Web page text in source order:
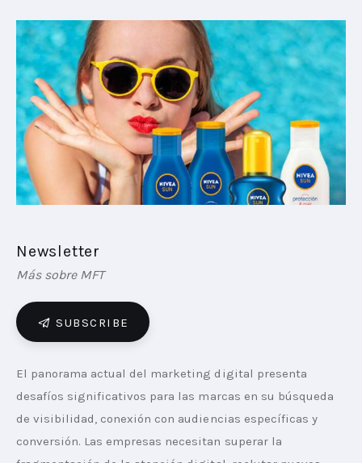
PODCAST
PLAYBOOKS
NOVEDADES DE LOS MIEMBROS
Newsletter
Más sobre MFT
SUBSCRIBE
El panorama actual del marketing digital presenta
desafíos significativos para las marcas en su búsqueda
de visibilidad, conexión con audiencias específicas y
conversión. Las empresas necesitan superar la